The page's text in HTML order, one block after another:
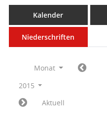
Kalender
Niederschriften
Monat
2015
Aktuell